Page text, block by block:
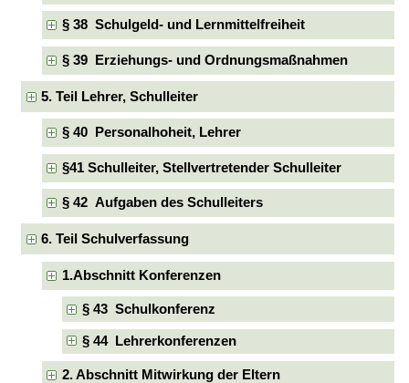
§ 38 Schulgeld- und Lernmittelfreiheit
§ 39 Erziehungs- und Ordnungsmaßnahmen
5. Teil Lehrer, Schulleiter
§ 40 Personalhoheit, Lehrer
§41 Schulleiter, Stellvertretender Schulleiter
§ 42 Aufgaben des Schulleiters
6. Teil Schulverfassung
1.Abschnitt Konferenzen
§ 43 Schulkonferenz
§ 44 Lehrerkonferenzen
2. Abschnitt Mitwirkung der Eltern